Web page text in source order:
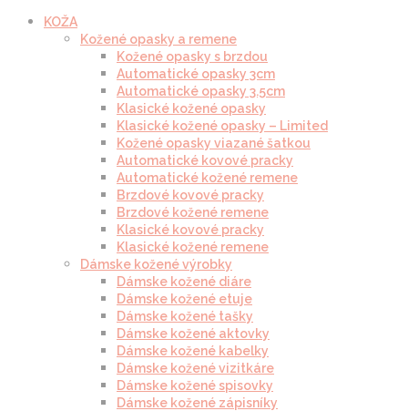
KOŽA
Kožené opasky a remene
Kožené opasky s brzdou
Automatické opasky 3cm
Automatické opasky 3.5cm
Klasické kožené opasky
Klasické kožené opasky – Limited
Kožené opasky viazané šatkou
Automatické kovové pracky
Automatické kožené remene
Brzdové kovové pracky
Brzdové kožené remene
Klasické kovové pracky
Klasické kožené remene
Dámske kožené výrobky
Dámske kožené diáre
Dámske kožené etuje
Dámske kožené tašky
Dámske kožené aktovky
Dámske kožené kabelky
Dámske kožené vizitkáre
Dámske kožené spisovky
Dámske kožené zápisníky